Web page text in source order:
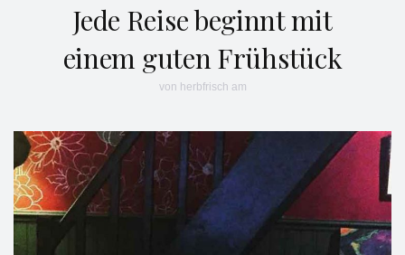
Jede Reise beginnt mit
einem guten Frühstück
von herbfrisch am